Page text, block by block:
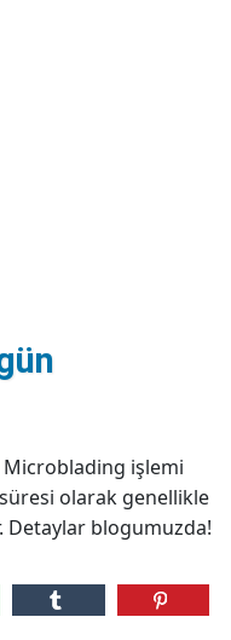
Microblading işlemi
süresi olarak genellikle
Detaylar blogumuzda!